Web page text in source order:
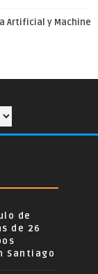
Artificial y Machine
de
de 26
Santiago